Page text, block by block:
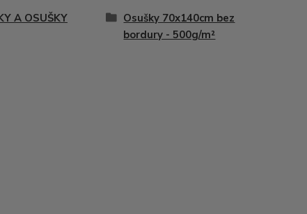
A OSUŠKY
Osušky 70x140cm bez
bordury - 500g/m²